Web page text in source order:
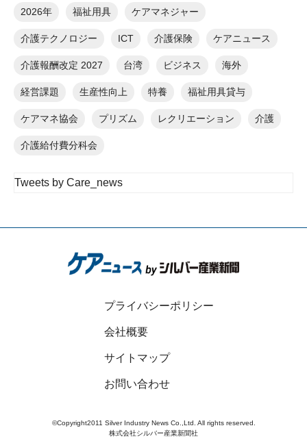
2026年 福祉用具 ケアマネジャー
介護テクノロジー ICT 介護保険 ケアニュース
介護報酬改定 2027 台湾 ビジネス 海外
経営課題 生産性向上 特養 福祉用具貸与
ケアマネ協会 プリズム レクリエーション 介護
介護給付費分科会
Tweets by Care_news
プライバシーポリシー
会社概要
サイトマップ
お問い合わせ
©Copyright2011 Silver Industry News Co.,Ltd. All rights reserved.
株式会社シルバー産業新聞社